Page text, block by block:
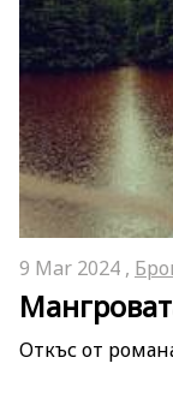
9 Mar 2024 ,
Откъс от